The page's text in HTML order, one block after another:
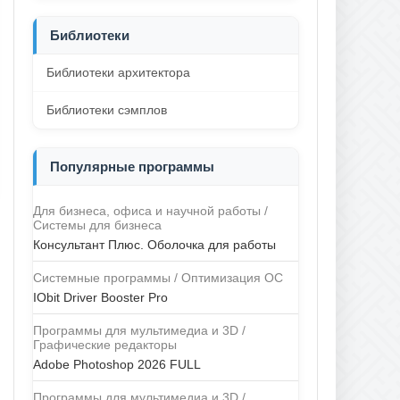
Библиотеки
Библиотеки архитектора
Библиотеки сэмплов
Популярные программы
Для бизнеса, офиса и научной работы /
Системы для бизнеса
Консультант Плюс. Оболочка для работы
Системные программы / Оптимизация ОС
IObit Driver Booster Pro
Программы для мультимедиа и 3D /
Графические редакторы
Adobe Photoshop 2026 FULL